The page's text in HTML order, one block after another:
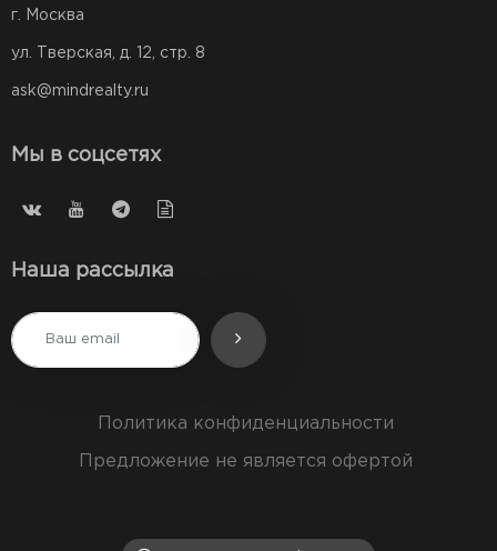
г. Москва
ул. Тверская, д. 12, стр. 8
ask@mindrealty.ru
Мы в соцсетях
Наша рассылка
Политика конфиденциальности
Предложение не является офертой